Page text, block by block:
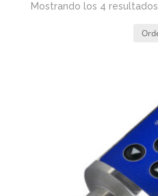
Mostrando los 4 resultados